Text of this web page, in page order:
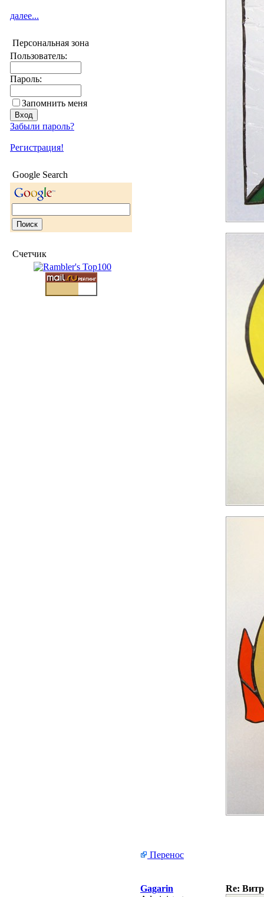
далее...
Персональная зона
Пользователь:
Пароль:
Запомнить меня
Забыли пароль?
Регистрация!
Google Search
Счетчик
Перенос
Gagarin
Re: